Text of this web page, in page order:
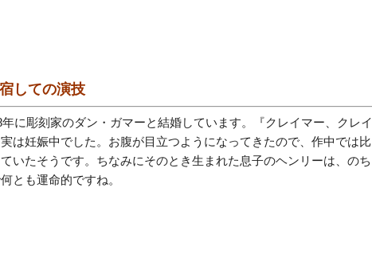
しての演技
に彫刻家のダン・ガマーと結婚しています。『クレイマー、クレイ
は妊娠中でした。お腹が目立つようになってきたので、作中では比
いたそうです。ちなみにそのとき生まれた息子のヘンリーは、のち
とも運命的ですね。